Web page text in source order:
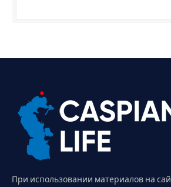
При использовании материалов на